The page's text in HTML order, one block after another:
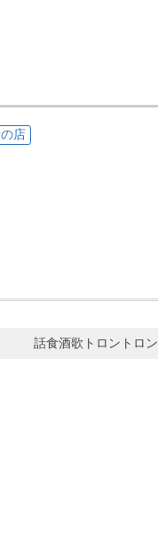
店
話食酒歌トロントロン